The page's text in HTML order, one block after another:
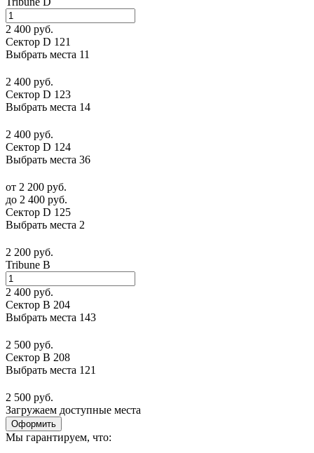
2 400 руб.
Сектор D 121
Выбрать места 11
2 400 руб.
Сектор D 123
Выбрать места 14
2 400 руб.
Сектор D 124
Выбрать места 36
от 2 200 руб.
до 2 400 руб.
Сектор D 125
Выбрать места 2
2 200 руб.
Tribune B
2 400 руб.
Сектор B 204
Выбрать места 143
2 500 руб.
Сектор B 208
Выбрать места 121
2 500 руб.
Загружаем доступные места
Оформить
Мы гарантируем, что: